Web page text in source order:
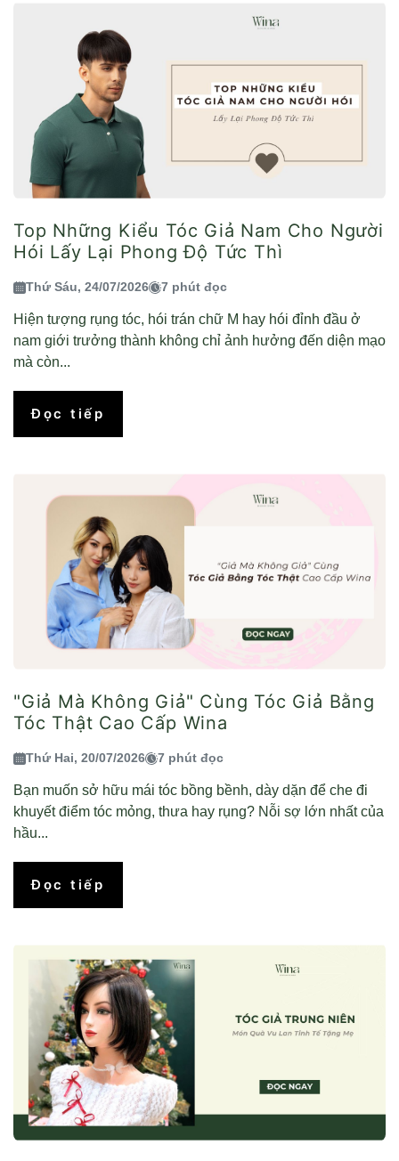
Top Những Kiểu Tóc Giả Nam Cho Người
Hói Lấy Lại Phong Độ Tức Thì
Thứ Sáu, 24/07/2026 7 phút đọc
Hiện tượng rụng tóc, hói trán chữ M hay hói đỉnh đầu ở
nam giới trưởng thành không chỉ ảnh hưởng đến diện mạo
mà còn...
Đọc tiếp
"Giả Mà Không Giả" Cùng Tóc Giả Bằng
Tóc Thật Cao Cấp Wina
Thứ Hai, 20/07/2026 7 phút đọc
Bạn muốn sở hữu mái tóc bồng bềnh, dày dặn để che đi
khuyết điểm tóc mỏng, thưa hay rụng? Nỗi sợ lớn nhất của
hầu...
Đọc tiếp